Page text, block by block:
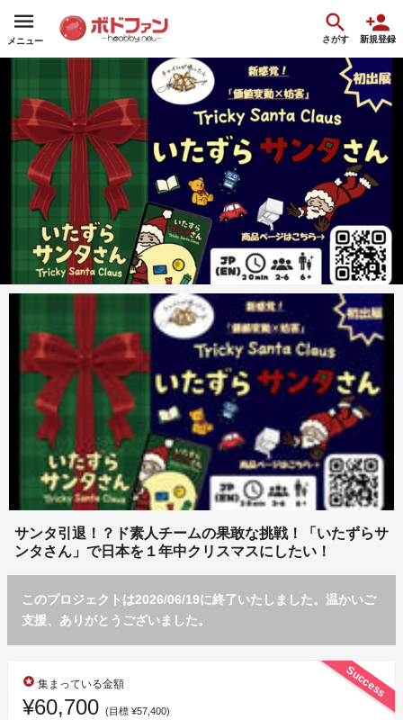
メニュー さがす 新規登録
サンタ引退！？ド素人チームの果敢な挑戦！「いたずらサ
ンタさん」で日本を１年中クリスマスにしたい！
このプロジェクトは2026/06/19に終了いたしました。温かいご
支援、ありがとうございました。
Success
stars 集まっている金額
¥60,700 (目標 ¥57,400)